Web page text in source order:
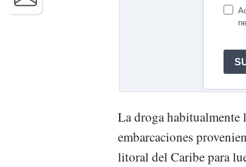
La droga habitualmente
embarcaciones
litoral del Caribe para